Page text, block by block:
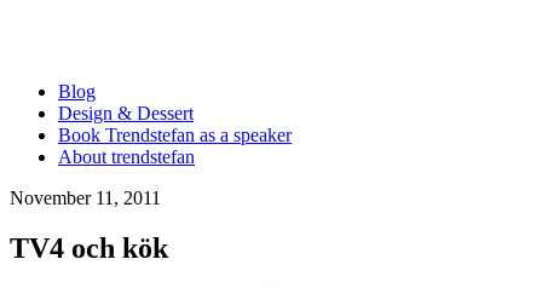
Blog
Design & Dessert
Book Trendstefan as a speaker
About trendstefan
November 11, 2011
TV4 och kök